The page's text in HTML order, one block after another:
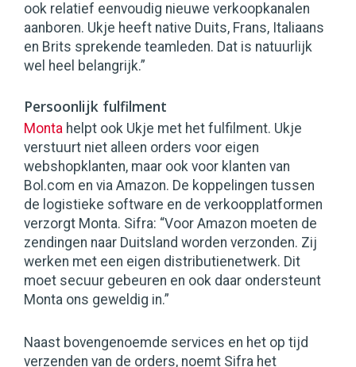
ook relatief eenvoudig nieuwe verkoopkanalen
aanboren. Ukje heeft native Duits, Frans, Italiaans
en Brits sprekende teamleden. Dat is natuurlijk
wel heel belangrijk.”
Persoonlijk fulfilment
Monta helpt ook Ukje met het fulfilment. Ukje
verstuurt niet alleen orders voor eigen
webshopklanten, maar ook voor klanten van
Bol.com en via Amazon. De koppelingen tussen
de logistieke software en de verkoopplatformen
verzorgt Monta. Sifra: “Voor Amazon moeten de
zendingen naar Duitsland worden verzonden. Zij
werken met een eigen distributienetwerk. Dit
moet secuur gebeuren en ook daar ondersteunt
Monta ons geweldig in.”
Naast bovengenoemde services en het op tijd
verzenden van de orders, noemt Sifra het